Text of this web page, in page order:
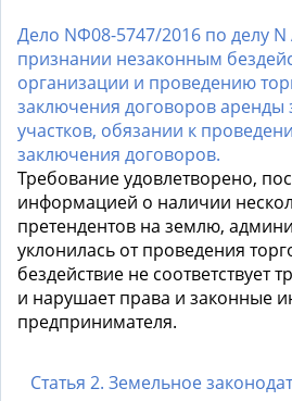
Дело NФ08-5747/2016 по делу
признании незаконным
организации и проведению
заключения договоров аренды
участков, обязании к
заключения договоров.
Требование удовлетворено,
информацией о наличии
претендентов на землю,
уклонилась от проведения
бездействие не соответствует
и нарушает права и законные
предпринимателя.
Статья 2. Земельное